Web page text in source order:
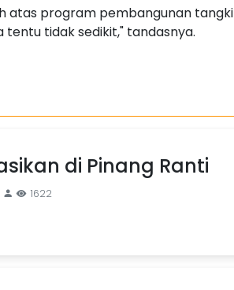
atas program pembangunan tangki
tentu tidak sedikit," tandasnya.
di Pinang Ranti
1622